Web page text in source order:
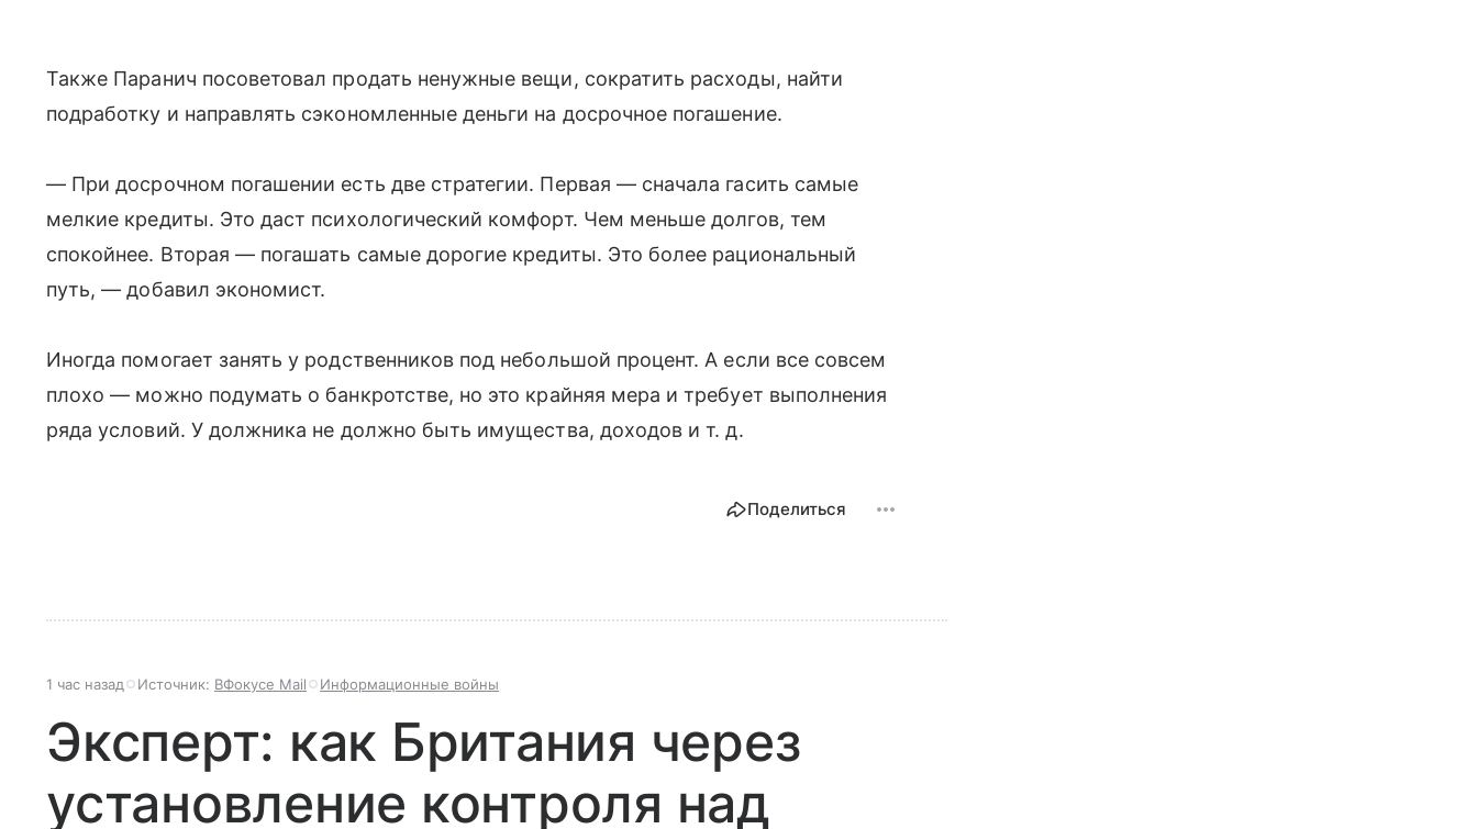
Также Паранич посоветовал продать ненужные вещи, сократить расходы, найти
подработку и направлять сэкономленные деньги на досрочное погашение.
— При досрочном погашении есть две стратегии. Первая — сначала гасить самые
мелкие кредиты. Это даст психологический комфорт. Чем меньше долгов, тем
спокойнее. Вторая — погашать самые дорогие кредиты. Это более рациональный
путь, — добавил экономист.
Иногда помогает занять у родственников под небольшой процент. А если все совсем
плохо — можно подумать о банкротстве, но это крайняя мера и требует выполнения
ряда условий. У должника не должно быть имущества, доходов и т. д.
Поделиться
1 час назад Источник: ВФокусе Mail Информационные войны
Эксперт: как Британия через
установление контроля над